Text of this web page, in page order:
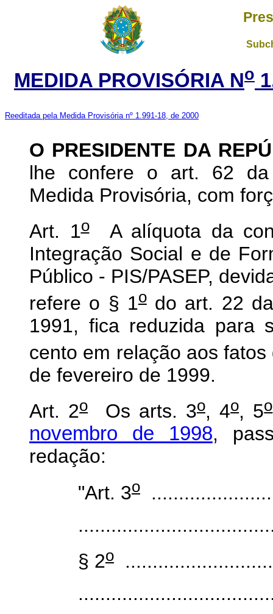
MEDIDA PROVISÓRIA No
Reeditada pela Medida Provisória nº 1.991-18, de 2000
O PRESIDENTE DA
lhe confere o art. 62 da
Medida Provisória, com
Art. 1oA alíquota da
Integração Social e de
Público - PIS/PASEP,
refere o § 1odo art. 22
1991, fica reduzida para
cento em relação aos
de fevereiro de 1999.
Art. 2oOs arts. 3o, 4o, 5o
novembro de 1998,
redação:
"Art. 3o
§ 2o